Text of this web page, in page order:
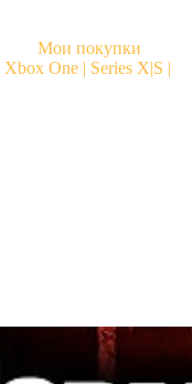
Мои покупки
Xbox One | Series X|S |